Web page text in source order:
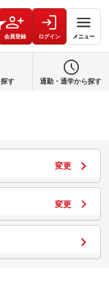
会員登録 ログイン メニュー
変更
変更
す 通勤・通学から探す